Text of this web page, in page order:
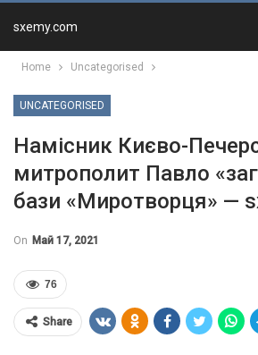
sxemy.com
Home Uncategorised
UNCATEGORISED
Намісник Києво-
митрополит Павло
бази «Миротворця» —
On Май 17, 2021
76
Share